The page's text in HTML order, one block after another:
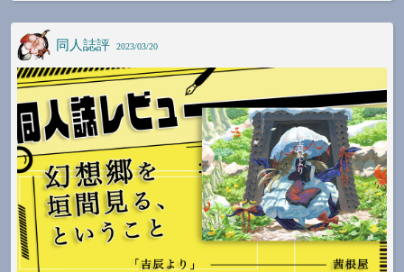
同人誌評 2023/03/20